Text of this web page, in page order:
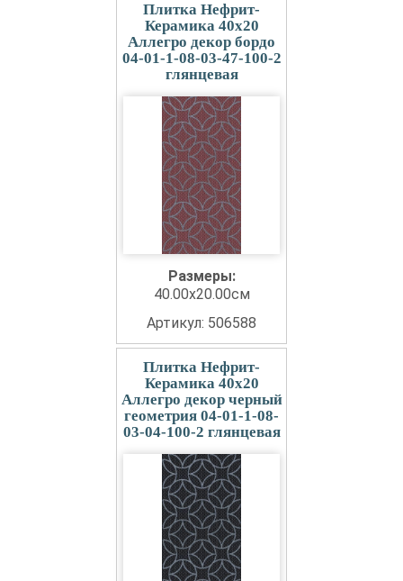
Плитка Нефрит-
Керамика 40x20
Аллегро декор бордо
04-01-1-08-03-47-100-2
глянцевая
Размеры:
40.00x20.00см
Артикул: 506588
Плитка Нефрит-
Керамика 40x20
Аллегро декор черный
геометрия 04-01-1-08-
03-04-100-2 глянцевая